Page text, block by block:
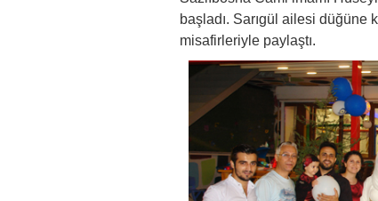
başladı. Sarıgül ailesi düğüne
misafirleriyle paylaştı.